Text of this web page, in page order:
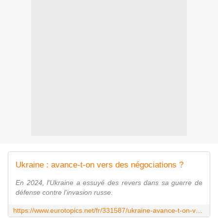
Ukraine : avance-t-on vers des négociations ?
En 2024, l'Ukraine a essuyé des revers dans sa guerre de
défense contre l'invasion russe.